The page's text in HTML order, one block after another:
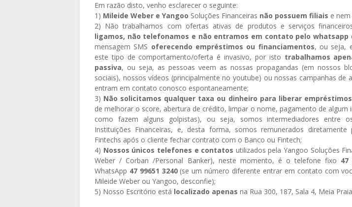
Em razão disto, venho esclarecer o seguinte:
1) Mileide Weber e Yangoo Soluções Financeiras não possuem filiais e
2) Não trabalhamos com ofertas ativas de produtos e serviços
ligamos, não telefonamos e não entramos em contato pelo whatsapp
mensagem SMS oferecendo empréstimos ou financiamentos, ou seja,
este tipo de comportamento/oferta é invasivo, por isto trabalhamos
passiva, ou seja, as pessoas veem as nossas propagandas (em nossos
sociais), nossos vídeos (principalmente no youtube) ou nossas campanhas de
entram em contato conosco espontaneamente;
3) Não solicitamos qualquer taxa ou dinheiro para liberar empréstimos
de melhorar o score, abertura de crédito, limpar o nome, pagamento de algum
como fazem alguns golpistas), ou seja, somos intermediadores entre
Instituições Financeiras, e, desta forma, somos remunerados diretamente
Fintechs após o cliente fechar contrato com o Banco ou Fintech;
4) Nossos únicos telefones e contatos utilizados pela Yangoo Soluções
Weber / Corban /Personal Banker), neste momento, é o telefone fixo 47
WhatsApp 47 99651 3240 (se um número diferente entrar em contato com
Mileide Weber ou Yangoo, desconfie);
5) Nosso Escritório está localizado apenas na Rua 300, 187, Sala 4, Meia